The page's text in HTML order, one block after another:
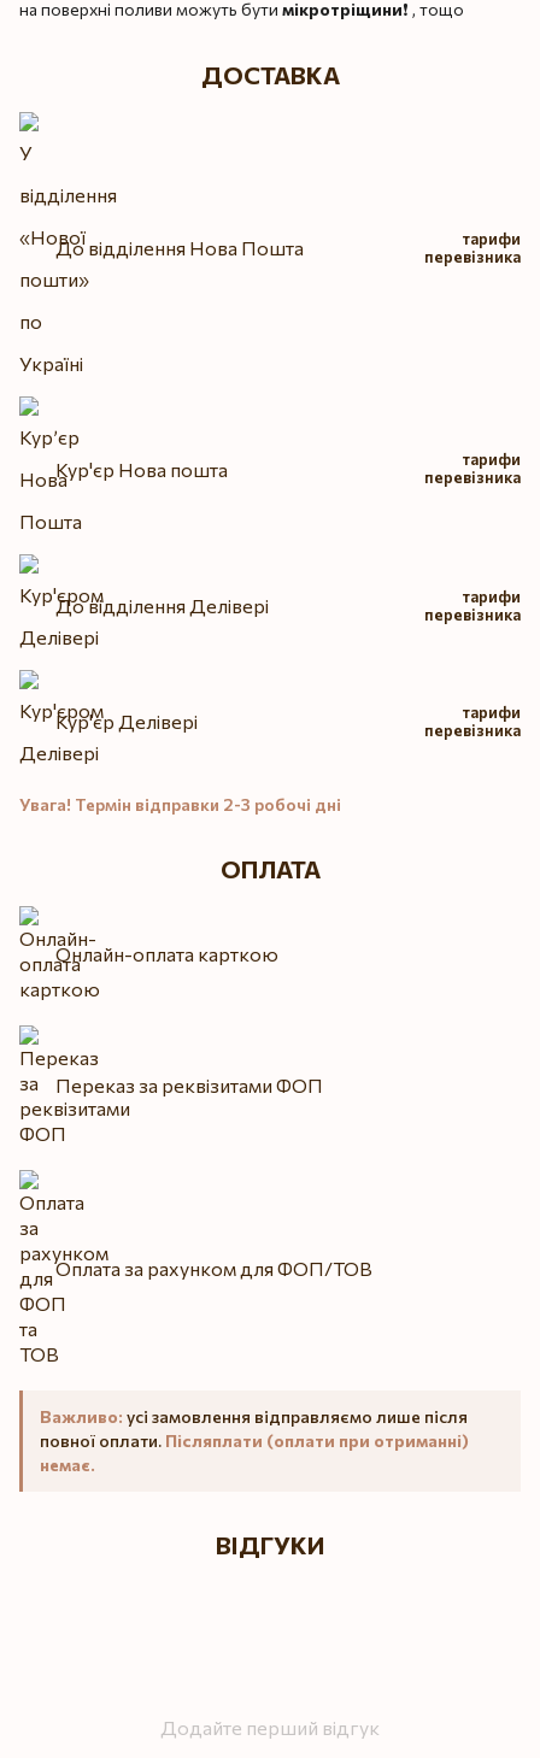
на поверхні поливи можуть бути мікротріщини❗️ , тощо
ДОСТАВКА
До відділення Нова Пошта
тарифи
перевізника
Кур'єр Нова пошта
тарифи
перевізника
До відділення Делівері
тарифи
перевізника
Кур'єр Делівері
тарифи
перевізника
Увага! Термін відправки 2-3 робочі дні
ОПЛАТА
Онлайн-оплата карткою
Переказ за реквізитами ФОП
Оплата за рахунком для ФОП/ТОВ
Важливо: усі замовлення відправляємо лише після
повної оплати. Післяплати (оплати при отриманні)
немає.
ВІДГУКИ
Додайте перший відгук